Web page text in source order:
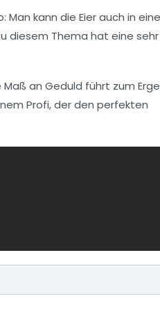
kann die Eier auch in
diesem Thema hat eine sehr
an Geduld führt zum
Profi, der den perfekten